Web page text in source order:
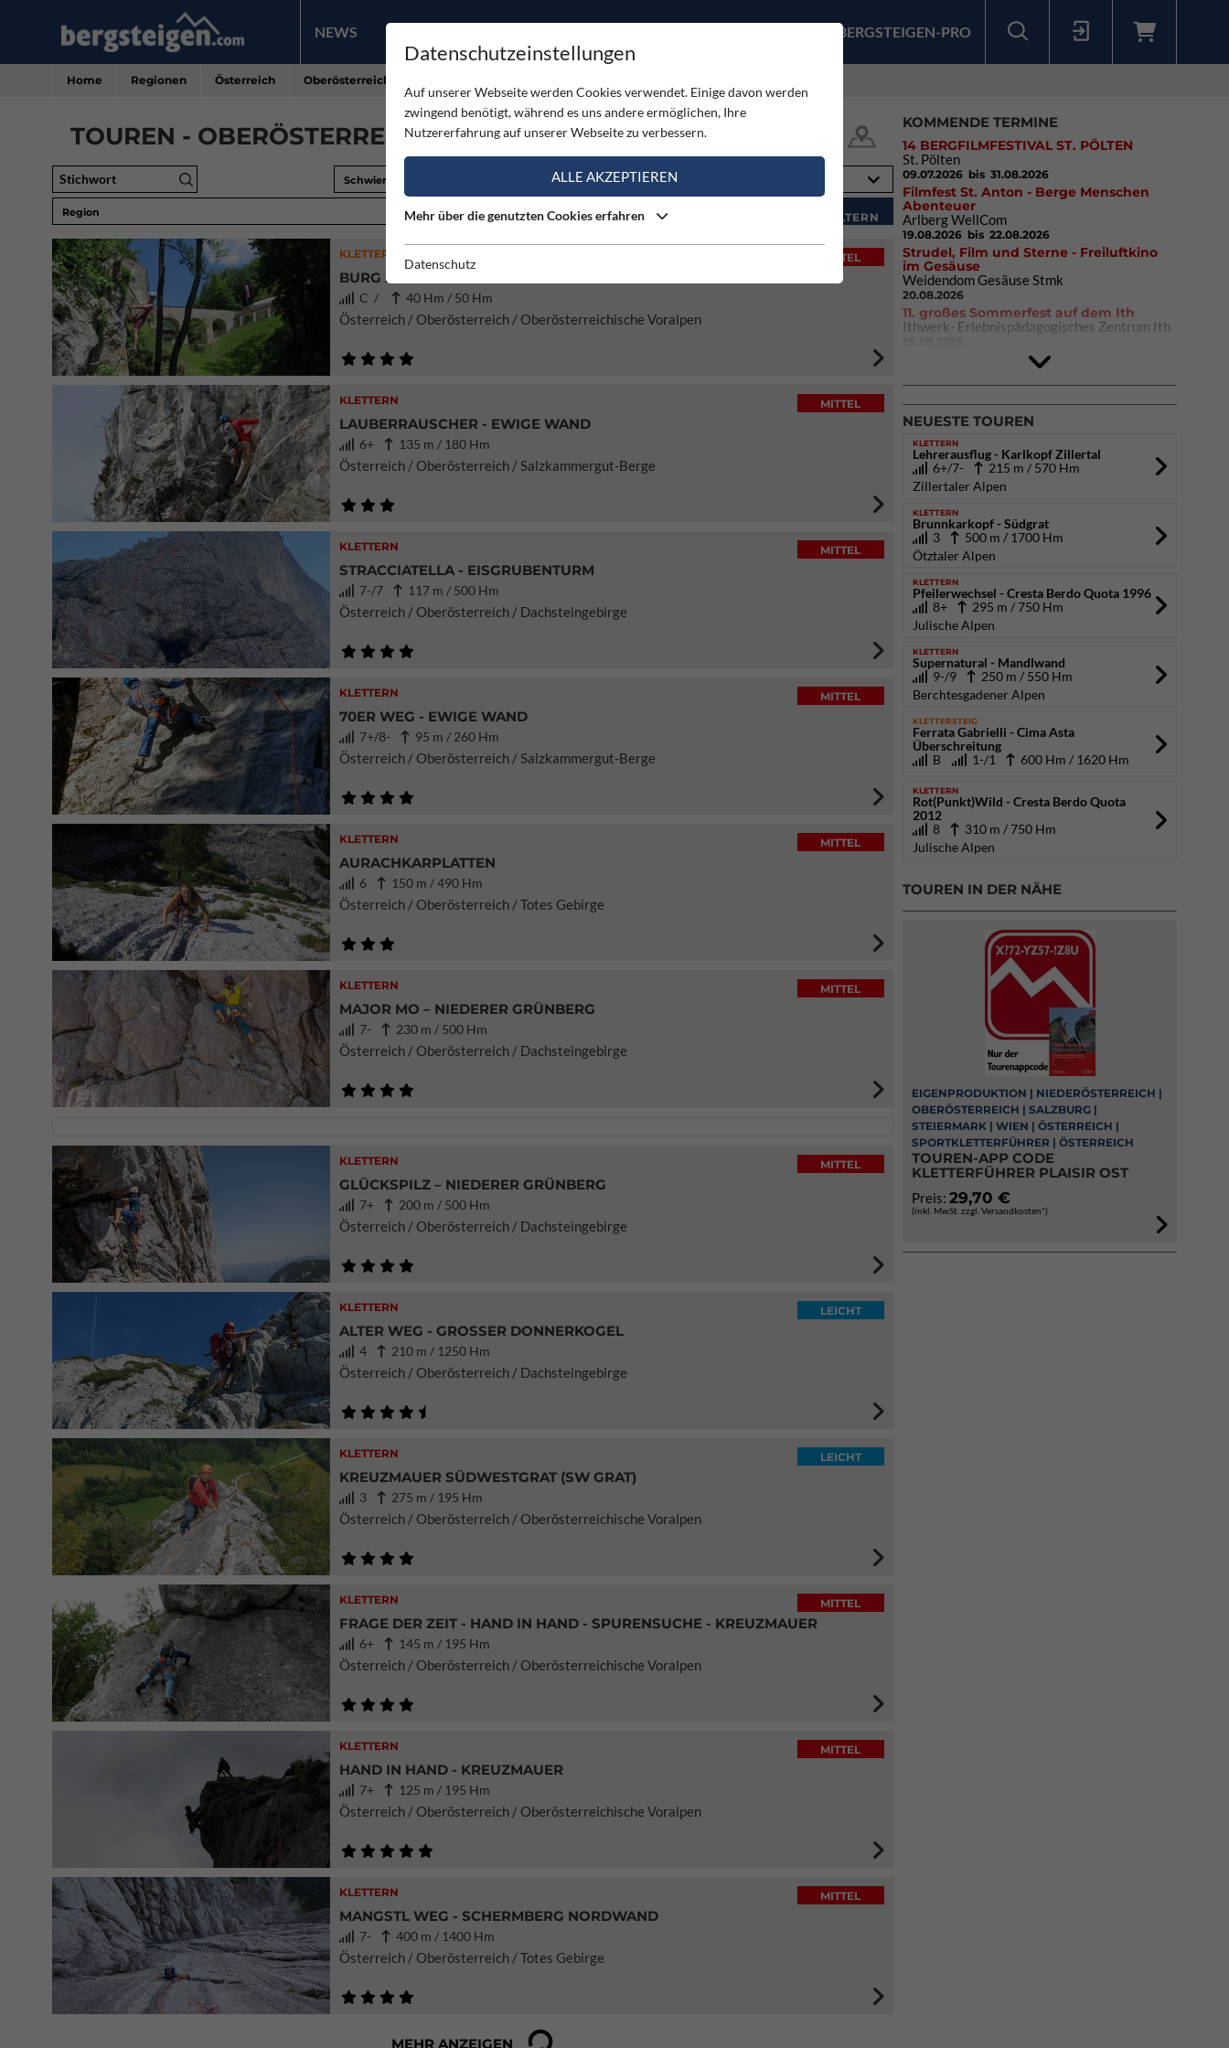
NEWS PRODUKTE BERGSTEIGEN-PRO
Home Regionen Österreich Oberösterreich
TOUREN - OBERÖSTERREICH (235)
Stichwort Schwierigkeit Tourenart
Region Gebirge
KLETTERSTEIG MITTEL
BURG ALTPERNSTEIN KLETTERSTEIG
C / 40 Hm / 50 Hm
Österreich / Oberösterreich / Oberösterreichische Voralpen
KLETTERN MITTEL
LAUBERRAUSCHER - EWIGE WAND
6+ 135 m / 180 Hm
Österreich / Oberösterreich / Salzkammergut-Berge
KLETTERN MITTEL
STRACCIATELLA - EISGRUBENTURM
7-/7 117 m / 500 Hm
Österreich / Oberösterreich / Dachsteingebirge
KLETTERN MITTEL
70ER WEG - EWIGE WAND
7+/8- 95 m / 260 Hm
Österreich / Oberösterreich / Salzkammergut-Berge
KLETTERN MITTEL
AURACHKARPLATTEN
6 150 m / 490 Hm
Österreich / Oberösterreich / Totes Gebirge
KLETTERN MITTEL
MAJOR MO – NIEDERER GRÜNBERG
7- 230 m / 500 Hm
Österreich / Oberösterreich / Dachsteingebirge
KLETTERN MITTEL
GLÜCKSPILZ – NIEDERER GRÜNBERG
7+ 200 m / 500 Hm
Österreich / Oberösterreich / Dachsteingebirge
KLETTERN LEICHT
ALTER WEG - GROSSER DONNERKOGEL
4 210 m / 1250 Hm
Österreich / Oberösterreich / Dachsteingebirge
KLETTERN LEICHT
KREUZMAUER SÜDWESTGRAT (SW GRAT)
3 275 m / 195 Hm
Österreich / Oberösterreich / Oberösterreichische Voralpen
KLETTERN MITTEL
FRAGE DER ZEIT - HAND IN HAND - SPURENSUCHE - KREUZMAUER
6+ 145 m / 195 Hm
Österreich / Oberösterreich / Oberösterreichische Voralpen
KLETTERN MITTEL
HAND IN HAND - KREUZMAUER
7+ 125 m / 195 Hm
Österreich / Oberösterreich / Oberösterreichische Voralpen
KLETTERN MITTEL
MANGSTL WEG - SCHERMBERG NORDWAND
7- 400 m / 1400 Hm
Österreich / Oberösterreich / Totes Gebirge
MEHR ANZEIGEN
KOMMENDE TERMINE
14 BERGFILMFESTIVAL ST. PÖLTEN
St. Pölten
09.07.2026 bis 31.08.2026
Filmfest St. Anton - Berge Menschen
Abenteuer
Arlberg WellCom
19.08.2026 bis 22.08.2026
Strudel, Film und Sterne - Freiluftkino
im Gesäuse
Weidendom Gesäuse Stmk
20.08.2026
11. großes Sommerfest auf dem Ith
Ithwerk- Erlebnispädagogisches Zentrum Ith
DAV Kletter- & Boulderzentrum München
Süd (Thalkirchen)
NEUESTE TOUREN
KLETTERN
Lehrerausflug - Karlkopf Zillertal
6+/7-
215 m / 570 Hm
Zillertaler Alpen
KLETTERN
Brunnkarkopf - Südgrat
3
500 m / 1700 Hm
Ötztaler Alpen
KLETTERN
Pfeilerwechsel - Cresta Berdo Quota 1996
8+
295 m / 750 Hm
Julische Alpen
KLETTERN
Supernatural - Mandlwand
9-/9
250 m / 550 Hm
Berchtesgadener Alpen
KLETTERSTEIG
Ferrata Gabrielli - Cima Asta
Überschreitung
B
1-/1 600 Hm / 1620 Hm
KLETTERN
Rot(Punkt)Wild - Cresta Berdo Quota
2012
8
310 m / 750 Hm
Julische Alpen
TOUREN IN DER NÄHE
EIGENPRODUKTION | NIEDERÖSTERREICH |
OBERÖSTERREICH | SALZBURG |
STEIERMARK | WIEN | ÖSTERREICH |
SPORTKLETTERFÜHRER | ÖSTERREICH
TOUREN-APP CODE
KLETTERFÜHRER PLAISIR OST
Preis: 29,70 €
(inkl. MwSt. zzgl. Versandkosten*)
Datenschutzeinstellungen
Auf unserer Webseite werden Cookies verwendet. Einige davon werden
zwingend benötigt, während es uns andere ermöglichen, Ihre
Nutzererfahrung auf unserer Webseite zu verbessern.
ALLE AKZEPTIEREN
Mehr über die genutzten Cookies erfahren
Datenschutz